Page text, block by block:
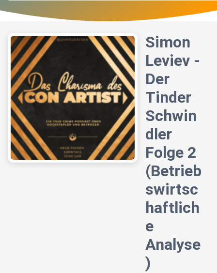
Simon
Leviev -
Der
Tinder
Schwin
dler
Folge 2
(Betrieb
swirtsc
haftlich
e
Analyse
)